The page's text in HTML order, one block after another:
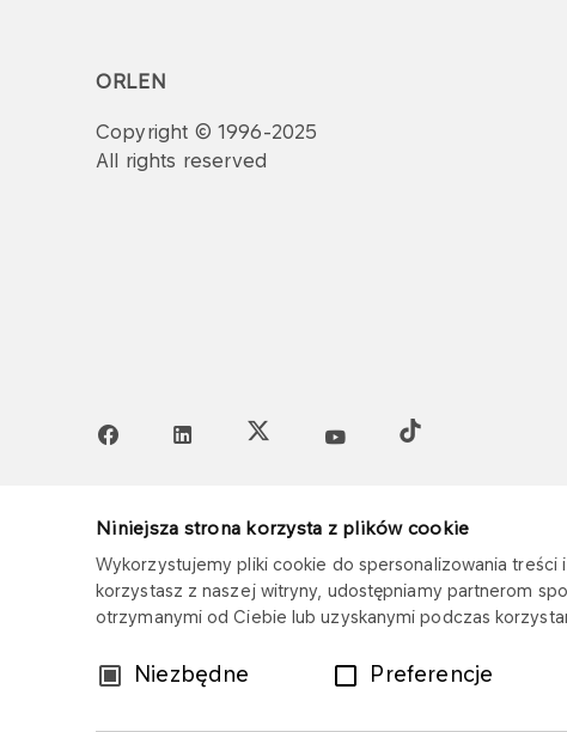
Niniejsza strona korzysta z plików cookie
Wykorzystujemy pliki cookie do spersonalizowania
korzystasz z naszej witryny, udostępniamy partnerom
otrzymanymi od Ciebie lub uzyskanymi podczas
WybórNiezbędne Preferencje
ORLEN
Copyright © 1996-2025
All rights reserved
Sitemap Privacy policy Legal disclaimer